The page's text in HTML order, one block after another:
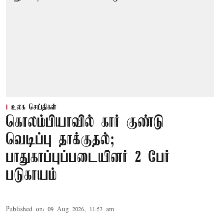
உலக செய்திகள்
கொலம்பியாவில் கார் குண்டு
வெடிப்பு தாக்குதல்;
பாதுகாப்புப்படையினர் 2 பேர்
படுகாயம்
Published on: 09 Aug 2026, 11:53 am